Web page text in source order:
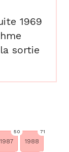
1969
sortie
50
1987
71
1988